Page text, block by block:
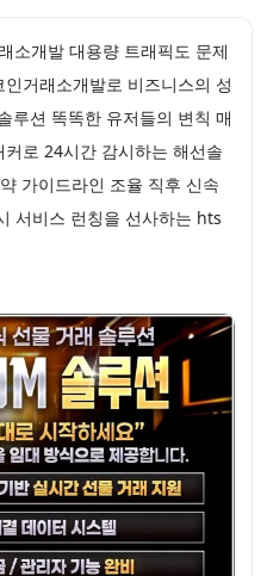
소개발 대용량 트래픽도 문제
거래소개발로 비즈니스의 성
루션 똑똑한 유저들의 변칙 매
로 24시간 감시하는 해선솔
가이드라인 조율 직후 신속
서비스 런칭을 선사하는 hts